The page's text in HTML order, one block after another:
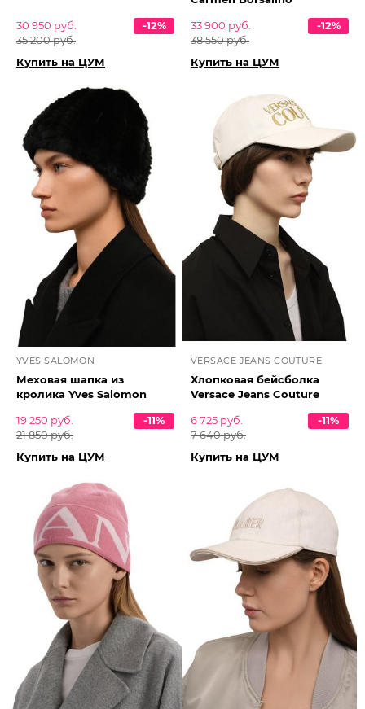
30 950 руб.
35 200 руб.
-12%
Купить на ЦУМ
33 900 руб.
38 550 руб.
-12%
Купить на ЦУМ
YVES SALOMON
Меховая шапка из
кролика Yves Salomon
19 250 руб.
21 850 руб.
-11%
Купить на ЦУМ
VERSACE JEANS COUTURE
Хлопковая бейсболка
Versace Jeans Couture
6 725 руб.
7 640 руб.
-11%
Купить на ЦУМ